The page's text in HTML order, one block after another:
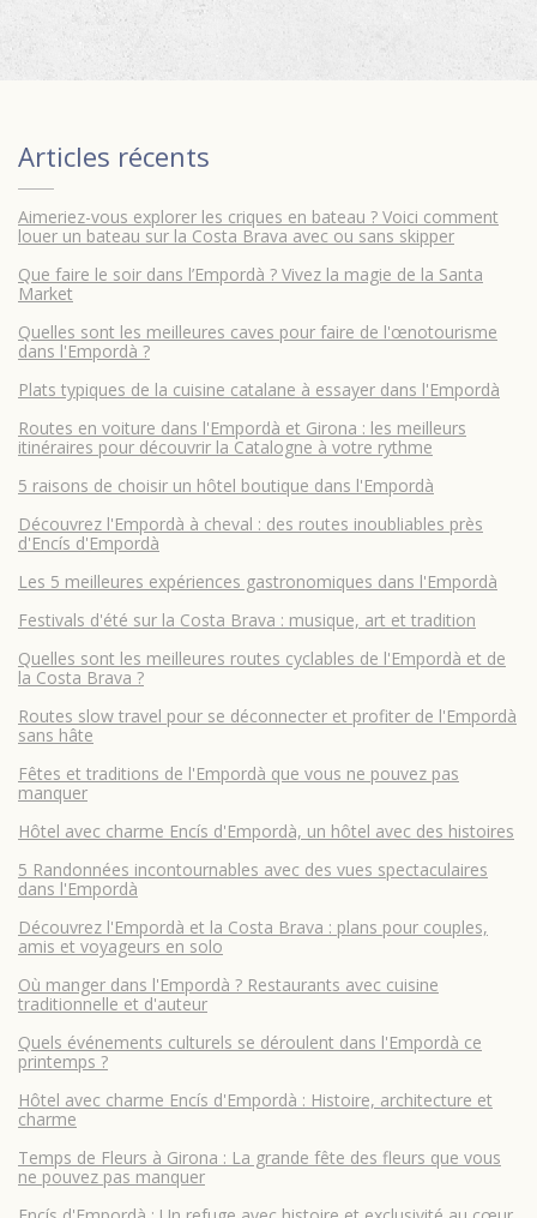
Articles récents
Aimeriez-vous explorer les criques en bateau ? Voici comment
louer un bateau sur la Costa Brava avec ou sans skipper
Que faire le soir dans l’Empordà ? Vivez la magie de la Santa
Market
Quelles sont les meilleures caves pour faire de l'œnotourisme
dans l'Empordà ?
Plats typiques de la cuisine catalane à essayer dans l'Empordà
Routes en voiture dans l'Empordà et Girona : les meilleurs
itinéraires pour découvrir la Catalogne à votre rythme
5 raisons de choisir un hôtel boutique dans l'Empordà
Découvrez l'Empordà à cheval : des routes inoubliables près
d'Encís d'Empordà
Les 5 meilleures expériences gastronomiques dans l'Empordà
Festivals d'été sur la Costa Brava : musique, art et tradition
Quelles sont les meilleures routes cyclables de l'Empordà et de
la Costa Brava ?
Routes slow travel pour se déconnecter et profiter de l'Empordà
sans hâte
Fêtes et traditions de l'Empordà que vous ne pouvez pas
manquer
Hôtel avec charme Encís d'Empordà, un hôtel avec des histoires
5 Randonnées incontournables avec des vues spectaculaires
dans l'Empordà
Découvrez l'Empordà et la Costa Brava : plans pour couples,
amis et voyageurs en solo
Où manger dans l'Empordà ? Restaurants avec cuisine
traditionnelle et d'auteur
Quels événements culturels se déroulent dans l'Empordà ce
printemps ?
Hôtel avec charme Encís d'Empordà : Histoire, architecture et
charme
Temps de Fleurs à Girona : La grande fête des fleurs que vous
ne pouvez pas manquer